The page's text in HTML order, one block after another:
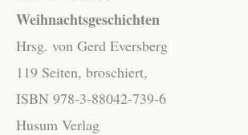
Weihnachtsgeschichten
Hrsg. von Gerd Eversberg
119 Seiten, broschiert,
ISBN 978-3-88042-739-6
Husum Verlag